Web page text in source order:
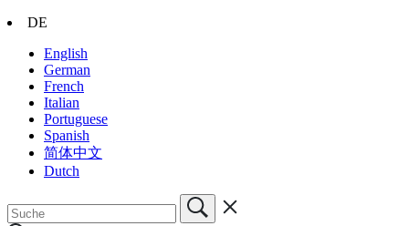
DE
English
German
French
Italian
Portuguese
Spanish
简体中文
Dutch